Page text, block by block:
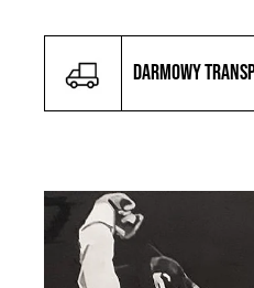
Darmowy